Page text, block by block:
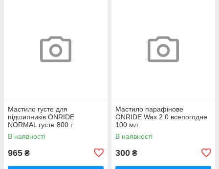
Мастило густе для
підшипників ONRIDE
NORMAL густе 800 г
(металева банка)
В наявності
965 ₴
Мастило парафінове
ONRIDE Wax 2.0 всепогодне
100 мл
В наявності
300 ₴